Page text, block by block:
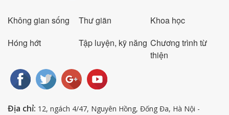
Không gian sống Thư giãn
Khoa học
Hóng hớt
Tập luyện, kỹ năng Chương trình từ
thiện
Địa chỉ: 12, ngách 4/47, Nguyên Hồng, Đống Đa, Hà Nội -